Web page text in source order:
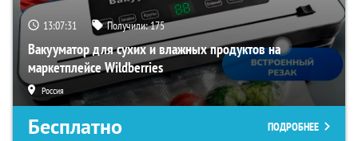
13:07:30 Получили:175
Вакууматор для сухих и влажных продуктов на
маркетплейсе Wildberries
Россия
Бесплатно ПОДРОБНЕЕ